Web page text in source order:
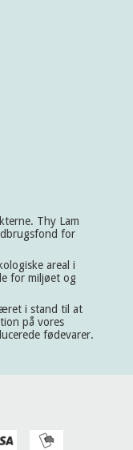
Thy Lam
for
areal i
for miljøet og
i stand til at
på vores
fødevarer.